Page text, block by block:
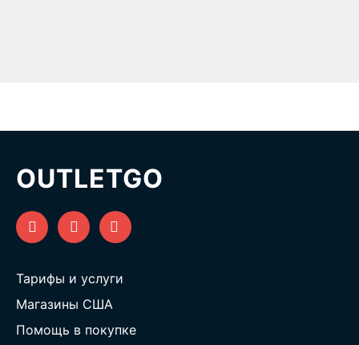
OUTLETGO
Тарифы и услуги
Магазины США
Помощь в покупке